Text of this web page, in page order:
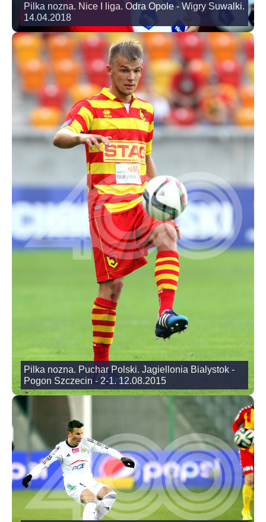
Pilka nozna. Nice I liga. Odra Opole - Wigry Suwalki.
14.04.2018
Pilka nozna. Puchar Polski. Jagiellonia Bialystok -
Pogon Szczecin - 2-1. 12.08.2015